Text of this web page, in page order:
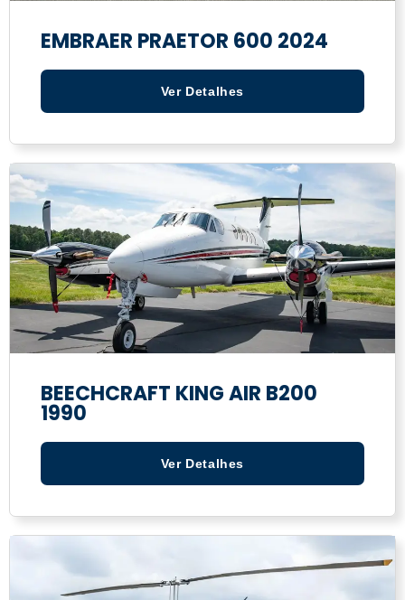
EMBRAER PRAETOR 600 2024
Ver Detalhes
BEECHCRAFT KING AIR B200
1990
Ver Detalhes